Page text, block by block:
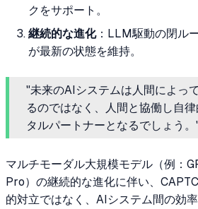
クをサポート。
継続的な進化：LLM駆動の閉ル
が最新の状態を維持。
"未来のAIシステムは人間によっ
るのではなく、人間と協働し自
タルパートナーとなるでしょう
マルチモーダル大規模モデル（例：
Pro）の継続的な進化に伴い、
的対立ではなく、AIシステム間の効